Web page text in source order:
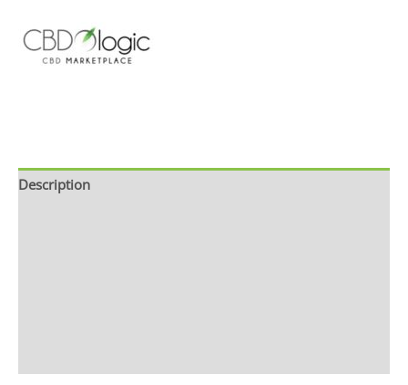
Description